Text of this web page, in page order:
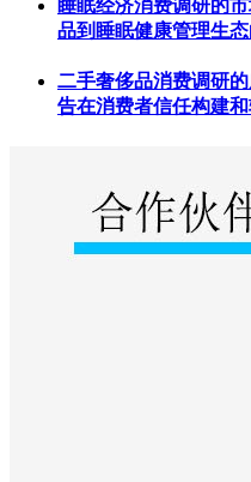
睡眠经济消费调研的
品到睡眠健康管理生
二手奢侈品消费调研
告在消费者信任构建